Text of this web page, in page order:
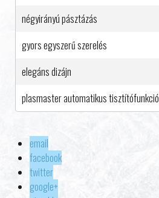
négyirányú pásztázás
gyors egyszerű szerelés
elegáns dizájn
plasmaster automatikus tisztítófunkció
email
facebook
twitter
google+